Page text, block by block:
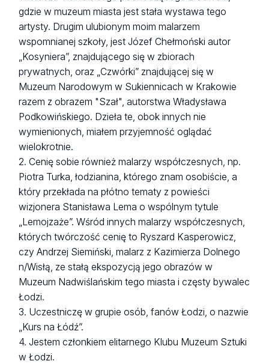
gdzie w muzeum miasta jest stała wystawa tego
artysty. Drugim ulubionym moim malarzem
wspomnianej szkoły, jest Józef Chełmoński autor
„Kosyniera”, znajdującego się w zbiorach
prywatnych, oraz „Czwórki” znajdującej się w
Muzeum Narodowym w Sukiennicach w Krakowie
razem z obrazem "Szał", autorstwa Władysława
Podkowińskiego. Dzieła te, obok innych nie
wymienionych, miałem przyjemność oglądać
wielokrotnie.
2. Cenię sobie również malarzy współczesnych, np.
Piotra Turka, łodzianina, którego znam osobiście, a
który przekłada na płótno tematy z powieści
wizjonera Stanisława Lema o wspólnym tytule
„Lemojzaże”. Wśród innych malarzy współczesnych,
których twórczość cenię to Ryszard Kasperowicz,
czy Andrzej Siemiński, malarz z Kazimierza Dolnego
n/Wisłą, ze stałą ekspozycją jego obrazów w
Muzeum Nadwiślańskim tego miasta i częsty bywalec
Łodzi.
3. Uczestniczę w grupie osób, fanów Łodzi, o nazwie
„Kurs na Łódź”.
4. Jestem członkiem elitarnego Klubu Muzeum Sztuki
w Łodzi.